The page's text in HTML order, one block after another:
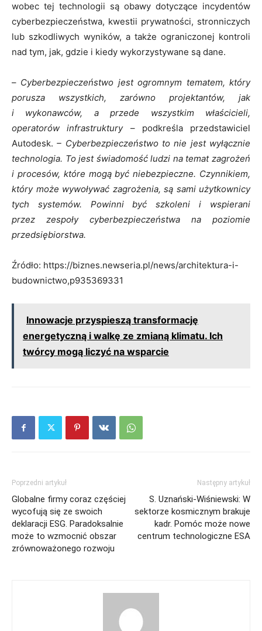
wobec tej technologii są obawy dotyczące incydentów
cyberbezpieczeństwa, kwestii prywatności, stronniczych
lub szkodliwych wyników, a także ograniczonej kontroli
nad tym, jak, gdzie i kiedy wykorzystywane są dane.
– Cyberbezpieczeństwo jest ogromnym tematem, który
porusza wszystkich, zarówno projektantów, jak
i wykonawców, a przede wszystkim właścicieli,
operatorów infrastruktury – podkreśla przedstawiciel
Autodesk.– Cyberbezpieczeństwo to nie jest wyłącznie
technologia. To jest świadomość ludzi na temat zagrożeń
i procesów, które mogą być niebezpieczne. Czynnikiem,
który może wywoływać zagrożenia, są sami użytkownicy
tych systemów. Powinni być szkoleni i wspierani
przez zespoły cyberbezpieczeństwa na poziomie
przedsiębiorstwa.
Źródło: https://biznes.newseria.pl/news/architektura-i-
budownictwo,p935369331
Innowacje przyspieszą transformację
energetyczną i walkę ze zmianą klimatu. Ich
twórcy mogą liczyć na wsparcie
Poprzedni artykuł
Globalne firmy coraz częściej
wycofują się ze swoich
deklaracji ESG. Paradoksalnie
może to wzmocnić obszar
zrównoważonego rozwoju
Następny artykuł
S. Uznański-Wiśniewski: W
sektorze kosmicznym brakuje
kadr. Pomóc może nowe
centrum technologiczne ESA